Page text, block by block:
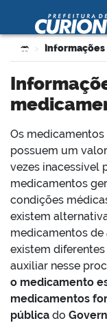
Ir para o conteúdo
portal
portal
Você está aqui:
>
Informações de como obter
Os
possuem um
vezes inacessível
medicamentos
condições
existem
medicamentos
existem
auxiliar nesse
o medicamento
medicamentos
pública do